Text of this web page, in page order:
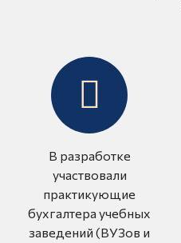
В разработке
участвовали
практикующие
бухгалтера учебных
заведений (ВУЗов и